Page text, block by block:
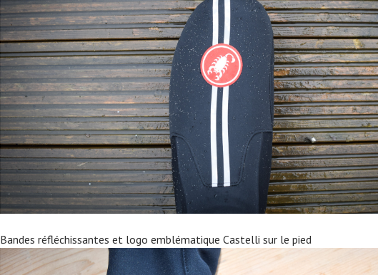
Bandes réfléchissantes et logo emblématique Castelli sur le pied